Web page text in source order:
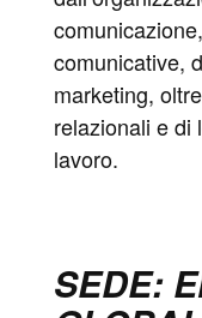
comunicative,
marketing,
relazionali e di
lavoro.
SEDE: